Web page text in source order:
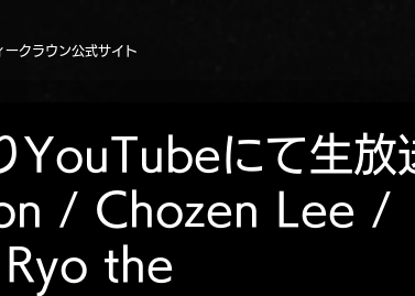
ークラウン公式サイト
にて生放
/ Chozen Lee /
the